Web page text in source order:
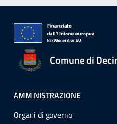
Comune di
AMMINISTRAZIONE
Organi di governo